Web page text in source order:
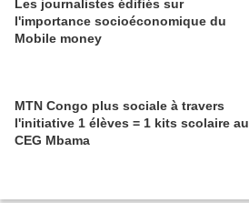
Les journalistes édifiés sur
l'importance socioéconomique du
Mobile money
MTN Congo plus sociale à travers
l'initiative 1 élèves = 1 kits scolaire au
CEG Mbama